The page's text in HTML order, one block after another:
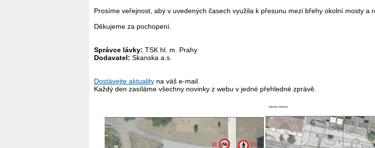
Prosíme veřejnost, aby v uvedených časech využila k přesunu mezi břehy okolní mosty a
Děkujeme za pochopení.
Správce lávky: TSK hl. m. Prahy
Dodavatel: Skanska a.s.
Dostávejte aktualityna váš e-mail.
Každý den zasíláme všechny novinky z webu v jedné přehledné zprávě.